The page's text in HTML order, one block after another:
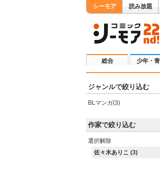
シーモア 読み放題
総合 少年・
ジャンルで絞り込む
BLマンガ(3)
作家で絞り込む
選択解除
佐々木ありこ (3)